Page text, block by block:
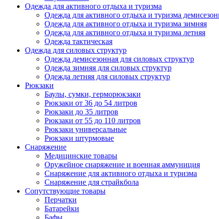
Одежда для активного отдыха и туризма
Одежда для активного отдыха и туризма
Одежда для активного отдыха и туризма зимняя
Одежда для активного отдыха и туризма летняя
Одежда тактическая
Одежда для силовых структур
Одежда демисезонная для силовых структур
Одежда зимняя для силовых структур
Одежда летняя для силовых структур
Рюкзаки
Баулы, сумки, герморюкзаки
Рюкзаки от 36 до 54 литров
Рюкзаки до 35 литров
Рюкзаки от 55 до 110 литров
Рюкзаки универсальные
Рюкзаки штурмовые
Снаряжение
Медицинские товары
Оружейное снаряжение и военная аммуниция
Снаряжение для активного отдыха и туризма
Снаряжение для страйкбола
Сопутствующие товары
Перчатки
Батарейки
Бафы